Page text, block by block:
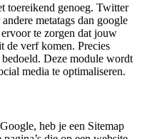
toereikend genoeg. Twitter
metatags dan google
te zorgen dat jouw
de verf komen. Precies
Deze module wordt
media te optimaliseren.
heb je een Sitemap